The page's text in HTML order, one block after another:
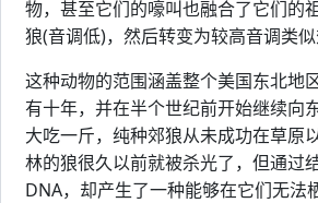
物，甚至它们的嚎叫也融合了它们的
狼(音调低)，然后转变为较高音调类似
这种动物的范围涵盖整个美国东北地
有十年，并在半个世纪前开始继续向
大吃一斤，纯种郊狼从未成功在草原
林的狼很久以前就被杀光了，但通过
DNA，却产生了一种能够在它们无法